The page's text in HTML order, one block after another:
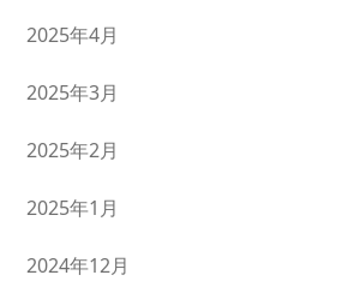
2025年4月
2025年3月
2025年2月
2025年1月
2024年12月